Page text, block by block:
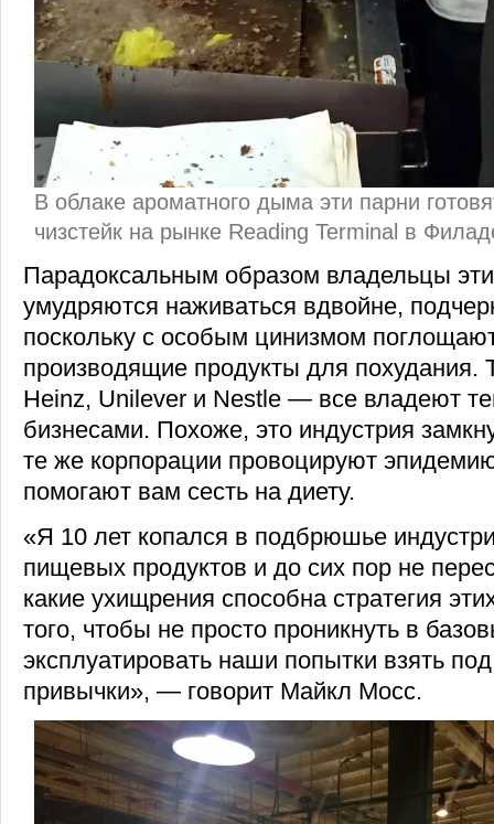
В облаке ароматного дыма эти парни
чизстейк на рынке Reading Terminal в
Парадоксальным образом владельцы
умудряются наживаться вдвойне,
поскольку с особым цинизмом
производящие продукты для похудания.
Heinz, Unilever и Nestle — все владеют
бизнесами. Похоже, это индустрия
те же корпорации провоцируют
помогают вам сесть на диету.
«Я 10 лет копался в подбрюшье
пищевых продуктов и до сих пор не
какие ухищрения способна стратегия
того, чтобы не просто проникнуть в
эксплуатировать наши попытки взять
привычки», — говорит Майкл Мосс.